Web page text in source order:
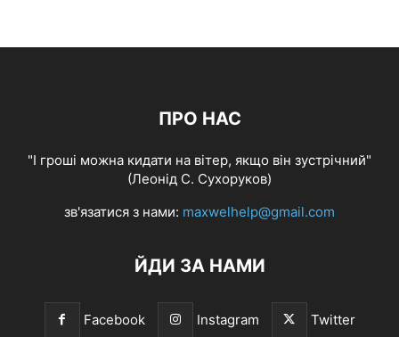
ПРО НАС
"І гроші можна кидати на вітер, якщо він зустрічний"
(Леонід С. Сухоруков)
зв'язатися з нами: maxwelhelp@gmail.com
ЙДИ ЗА НАМИ
Facebook Instagram Twitter